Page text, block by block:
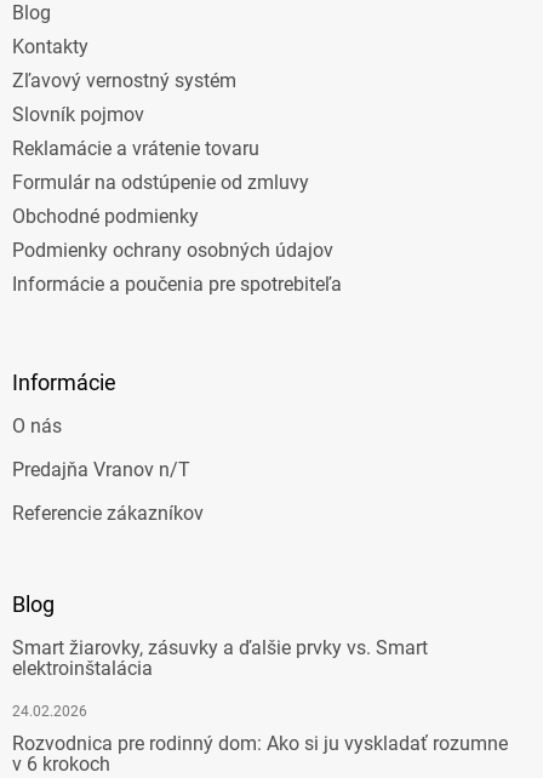
Blog
Kontakty
Zľavový vernostný systém
Slovník pojmov
Reklamácie a vrátenie tovaru
Formulár na odstúpenie od zmluvy
Obchodné podmienky
Podmienky ochrany osobných údajov
Informácie a poučenia pre spotrebiteľa
Informácie
O nás
Predajňa Vranov n/T
Referencie zákazníkov
Blog
Smart žiarovky, zásuvky a ďalšie prvky vs. Smart
elektroinštalácia
24.02.2026
Rozvodnica pre rodinný dom: Ako si ju vyskladať rozumne
v 6 krokoch